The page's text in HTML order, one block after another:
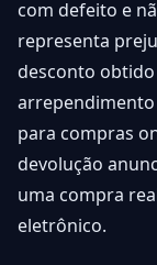
com defeito e
representa
desconto
arrependimento
para compras
devolução
uma compra
eletrônico.